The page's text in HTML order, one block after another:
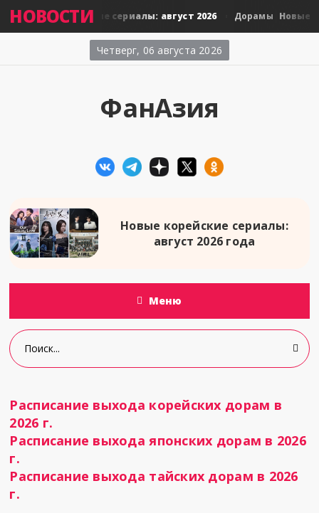
НОВОСТИ
Новые тайские сериалы: август 2026 Дорамы Новые
Четверг, 06 августа 2026
ФанАзия
Новые корейские сериалы:
август 2026 года
Меню
Расписание выхода корейских дорам в
2026 г.
Расписание выхода японских дорам в 2026
г.
Расписание выхода тайских дорам в 2026
г.